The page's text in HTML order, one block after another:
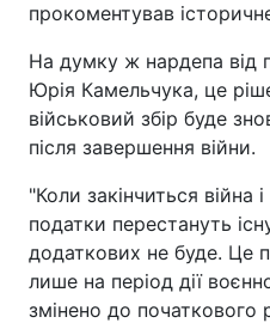
прокоментував
На думку ж нардепа від
Юрія Камельчука, це
військовий збір буде
після завершення війни.
"Коли закінчиться війна
податки перестануть
додаткових не буде. Це
лише на період дії
змінено до початкового